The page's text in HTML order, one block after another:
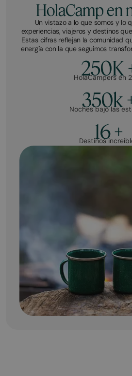
HolaCamp en
Un vistazo a lo que somos y lo
experiencias, viajeros y destinos
Estas cifras reflejan la comunidad
energía con la que seguimos
250K
HolaCampers en
350k
Noches bajo las
16 +
Destinos